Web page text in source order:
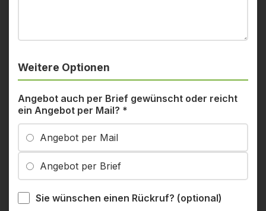
Weitere Optionen
Angebot auch per Brief gewünscht oder reicht
ein Angebot per Mail? *
Angebot per Mail
Angebot per Brief
Sie wünschen einen Rückruf? (optional)